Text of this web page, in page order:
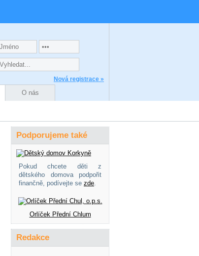
Nová registrace »
O nás
Podporujeme také
Pokud chcete děti z
dětského domova podpořit
finančně, podívejte se zde.
Orlíček Přední Chlum
Redakce